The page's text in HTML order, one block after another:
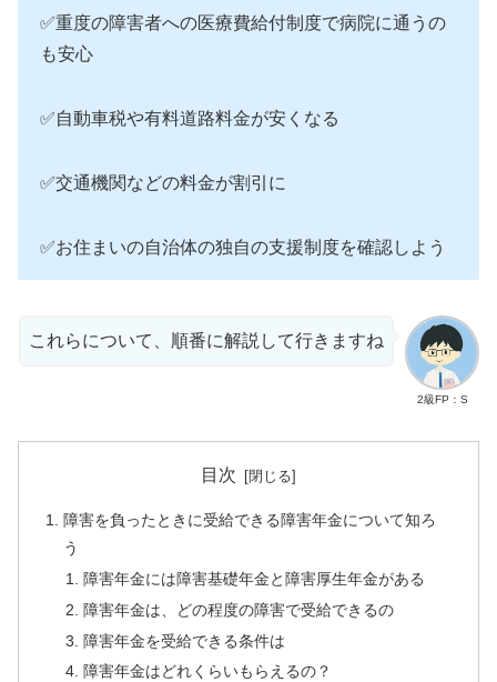
✅重度の障害者への医療費給付制度で病院に通うの
も安心
✅自動車税や有料道路料金が安くなる
✅交通機関などの料金が割引に
✅お住まいの自治体の独自の支援制度を確認しよう
2級FP：S
これらについて、順番に解説して行きますね
目次
障害を負ったときに受給できる障害年金について知ろ
う
障害年金には障害基礎年金と障害厚生年金がある
障害年金は、どの程度の障害で受給できるの
障害年金を受給できる条件は
障害年金はどれくらいもらえるの？